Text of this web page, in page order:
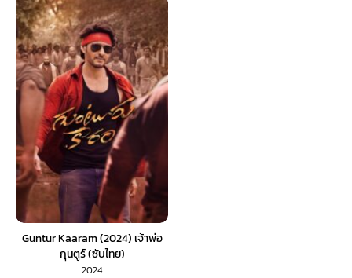
Guntur Kaaram (2024) เจ้าพ่อ
กุนตูร์ (ซับไทย)
2024